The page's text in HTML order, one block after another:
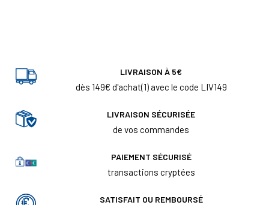
LIVRAISON À 5€
dès 149€ d'achat(1) avec le code LIV149
LIVRAISON SÉCURISÉE
de vos commandes
PAIEMENT SÉCURISÉ
transactions cryptées
SATISFAIT OU REMBOURSÉ